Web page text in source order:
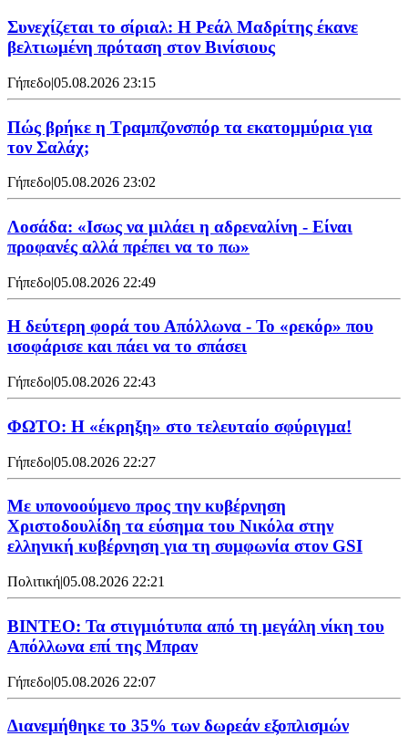
Συνεχίζεται το σίριαλ: Η Ρεάλ Μαδρίτης έκανε
βελτιωμένη πρόταση στον Βινίσιους
Γήπεδο|05.08.2026 23:15
Πώς βρήκε η Τραμπζονσπόρ τα εκατομμύρια για
τον Σαλάχ;
Γήπεδο|05.08.2026 23:02
Λοσάδα: «Ισως να μιλάει η αδρεναλίνη - Είναι
προφανές αλλά πρέπει να το πω»
Γήπεδο|05.08.2026 22:49
Η δεύτερη φορά του Απόλλωνα - Το «ρεκόρ» που
ισοφάρισε και πάει να το σπάσει
Γήπεδο|05.08.2026 22:43
ΦΩΤΟ: Η «έκρηξη» στο τελευταίο σφύριγμα!
Γήπεδο|05.08.2026 22:27
Με υπονοούμενο προς την κυβέρνηση
Χριστοδουλίδη τα εύσημα του Νικόλα στην
ελληνική κυβέρνηση για τη συμφωνία στον GSI
Πολιτική|05.08.2026 22:21
ΒΙΝΤΕΟ: Τα στιγμιότυπα από τη μεγάλη νίκη του
Απόλλωνα επί της Μπραν
Γήπεδο|05.08.2026 22:07
Διανεμήθηκε το 35% των δωρεάν εξοπλισμών